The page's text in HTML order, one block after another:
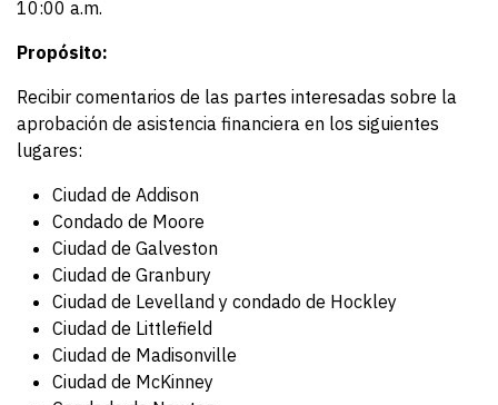
10:00 a.m.
Propósito:
Recibir comentarios de las partes interesadas sobre la
aprobación de asistencia financiera en los siguientes
lugares:
Ciudad de Addison
Condado de Moore
Ciudad de Galveston
Ciudad de Granbury
Ciudad de Levelland y condado de Hockley
Ciudad de Littlefield
Ciudad de Madisonville
Ciudad de McKinney